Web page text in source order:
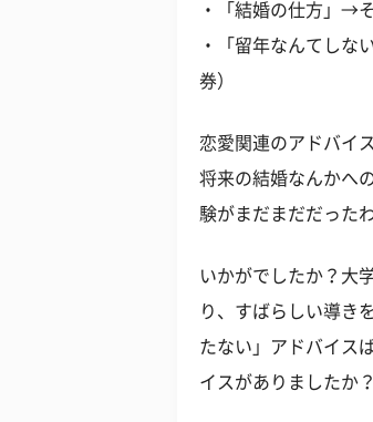
・「結婚の仕方」→
・「留年なんてしな
券）
恋愛関連のアドバイ
将来の結婚なんかへ
験がまだまだだった
いかがでしたか？大
り、すばらしい導き
たない」アドバイス
イスがありましたか？